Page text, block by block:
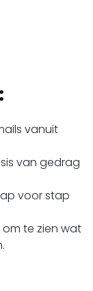
vanuit
van gedrag
voor stap
te zien wat